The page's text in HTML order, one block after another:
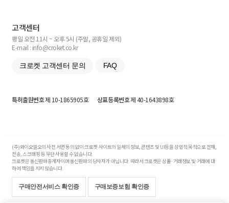
고객센터
평일 오전 11시 ~ 오후 5시 (주말, 공휴일 제외)
E-mail : info@croket.co.kr
크로켓 고객센터 문의 FAQ
특허출원번호제 10-1865905호 상표등록번호제 40-1643898호
(주)와이오엘오의 사전 서면 동의 없이 크로켓 사이트의 일체의 정보, 콘텐츠 및 UI등을 상업적 목적으로 전재,
전송, 스크래핑 등 무단 사용할 수 없습니다.
크로켓은 통신판매중개자이며 통신판매의 당사자가 아닙니다. 따라서 크로켓은 상품·거래정보 및 거래에 대
하여 책임을 지지 않습니다.
구매안전서비스 확인증 구매보증보험 확인증